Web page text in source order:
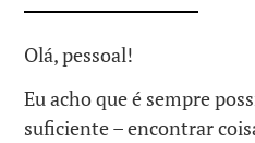
Olá, pessoal!
Eu acho que é sempre
suficiente – encontrar